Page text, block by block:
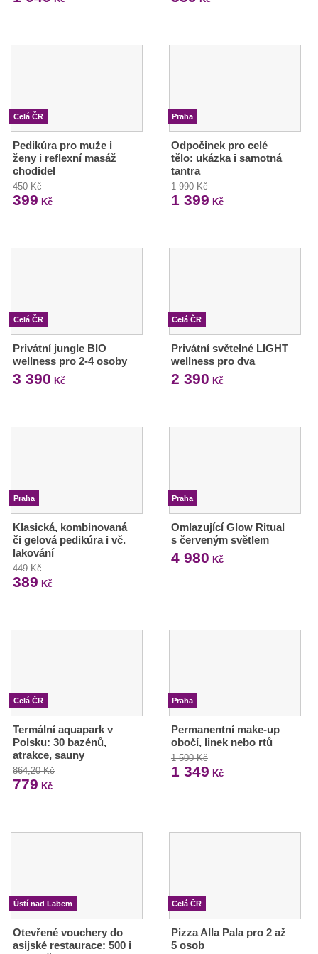
Celá ČR
Pedikúra pro muže i
ženy i reflexní masáž
chodidel
450 Kč
399 Kč
Praha
Odpočinek pro celé
tělo: ukázka i samotná
tantra
1 990 Kč
1 399 Kč
Celá ČR
Privátní jungle BIO
wellness pro 2-4 osoby
3 390 Kč
Celá ČR
Privátní světelné LIGHT
wellness pro dva
2 390 Kč
Praha
Klasická, kombinovaná
či gelová pedikúra i vč.
lakování
449 Kč
389 Kč
Praha
Omlazující Glow Ritual
s červeným světlem
4 980 Kč
Celá ČR
Termální aquapark v
Polsku: 30 bazénů,
atrakce, sauny
864,20 Kč
779 Kč
Praha
Permanentní make-up
obočí, linek nebo rtů
1 500 Kč
1 349 Kč
Ústí nad Labem
Otevřené vouchery do
asijské restaurace: 500 i
Celá ČR
Pizza Alla Pala pro 2 až
5 osob